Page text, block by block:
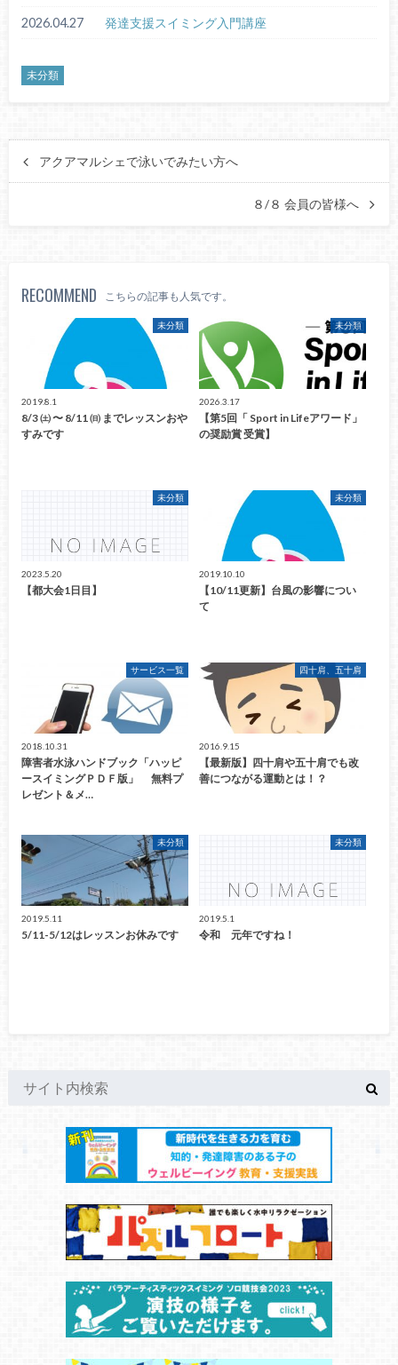
2026.04.27 発達支援スイミング入門講座
未分類
アクアマルシェで泳いでみたい方へ
８/８ 会員の皆様へ
RECOMMEND こちらの記事も人気です。
未分類
2019.8.1
8/3 ㈯ 〜 8/11 ㈰ までレッスンおや
すみです
未分類
2026.3.17
【第5回「 Sport in Lifeアワード」
の奨励賞 受賞】
未分類
2023.5.20
【都大会1日目】
未分類
2019.10.10
【10/11更新】台風の影響につい
て
サービス一覧
2018.10.31
障害者水泳ハンドブック「ハッピ
ースイミングＰＤＦ版」 無料プ
レゼント＆メ…
四十肩、五十肩
2016.9.15
【最新版】四十肩や五十肩でも改
善につながる運動とは！？
未分類
2019.5.11
5/11-5/12はレッスンお休みです
未分類
2019.5.1
令和 元年ですね！